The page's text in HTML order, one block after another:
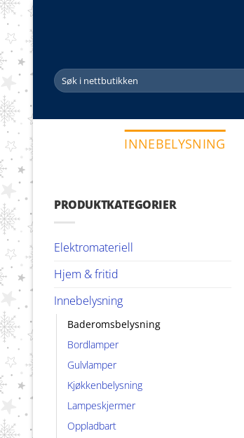
Skip
content
Søk
etter:
INNEBELYSNING
PRODUKTKATEGORIER
Elektromateriell
Hjem & fritid
Innebelysning
Baderomsbelysning
Bordlamper
Gulvlamper
Kjøkkenbelysning
Lampeskjermer
Oppladbart